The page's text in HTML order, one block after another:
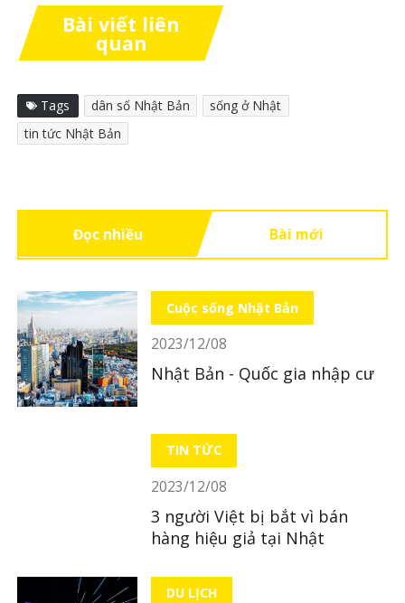
Bài viết liên
quan
Tags dân số Nhật Bản
sống ở Nhật
tin tức Nhật Bản
Đọc nhiều Bài mới
Cuộc sống Nhật Bản
2023/12/08
Nhật Bản - Quốc gia nhập cư
TIN TỨC
2023/12/08
3 người Việt bị bắt vì bán
hàng hiệu giả tại Nhật
DU LỊCH